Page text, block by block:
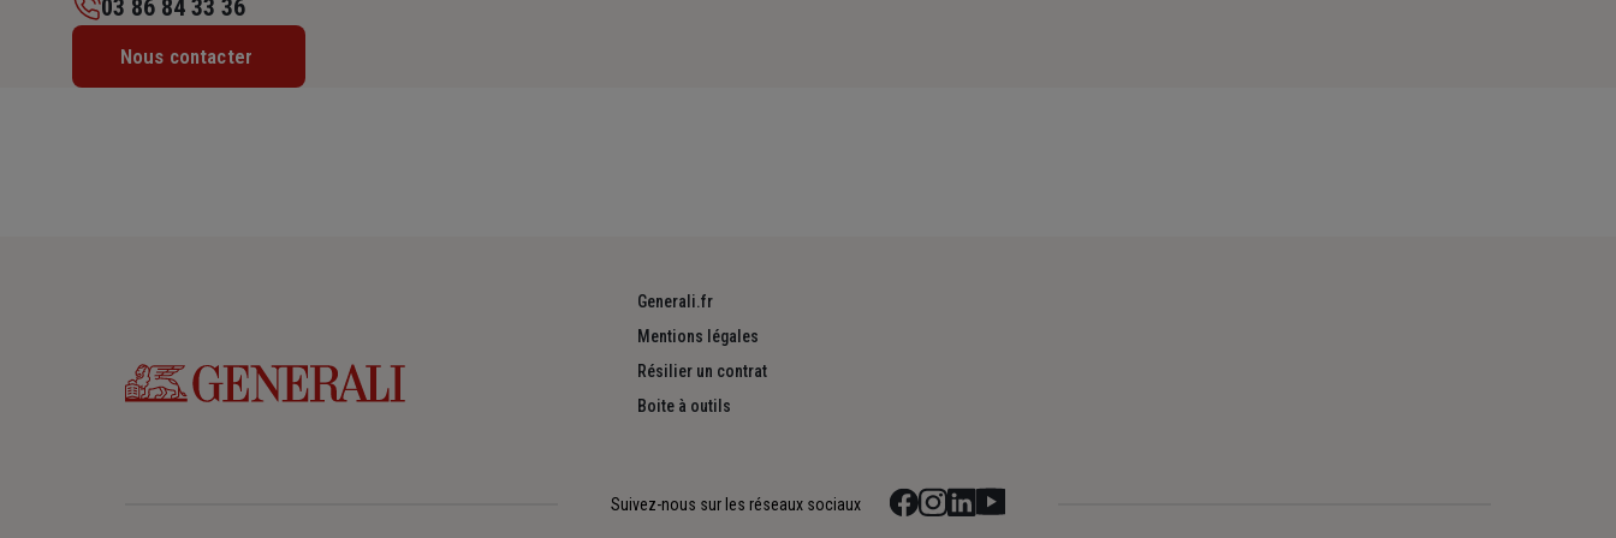
Mardi : 08h – 12h15
03 86 84 33 36
Nous contacter
Generali.fr
Mentions légales
Résilier un contrat
Boite à outils
Suivez-nous sur les réseaux sociaux